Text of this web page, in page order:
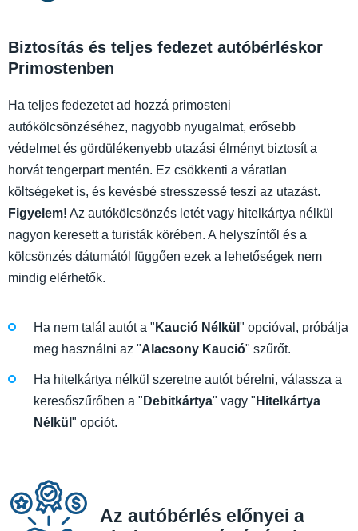
Biztosítás és teljes fedezet autóbérléskor
Primostenben
Ha teljes fedezetet ad hozzá primosteni
autókölcsönzéséhez, nagyobb nyugalmat, erősebb
védelmet és gördülékenyebb utazási élményt biztosít a
horvát tengerpart mentén. Ez csökkenti a váratlan
költségeket is, és kevésbé stresszessé teszi az utazást.
Figyelem! Az autókölcsönzés letét vagy hitelkártya nélkül
nagyon keresett a turisták körében. A helyszíntől és a
kölcsönzés dátumától függően ezek a lehetőségek nem
mindig elérhetők.
Ha nem talál autót a " Kaució Nélkül " opcióval, próbálja
meg használni az "Alacsony Kaució" szűrőt.
Ha hitelkártya nélkül szeretne autót bérelni, válassza a
keresőszűrőben a " Debitkártya" vagy " Hitelkártya
Nélkül " opciót.
Az autóbérlés előnyei a